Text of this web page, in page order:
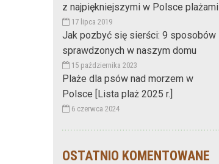
z najpiękniejszymi w Polsce plażami
17 lipca 2019
Jak pozbyć się sierści: 9 sposobów
sprawdzonych w naszym domu
15 października 2023
Plaże dla psów nad morzem w
Polsce [Lista plaż 2025 r.]
6 czerwca 2024
OSTATNIO KOMENTOWANE